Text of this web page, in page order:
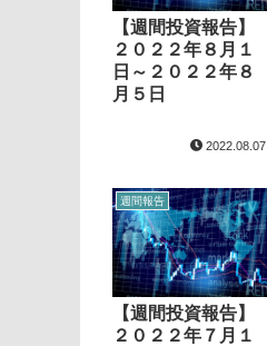
【週間投資報告】
２０２２年８月１
日～２０２２年８
月５日
2022.08.07
週間報告
【週間投資報告】
２０２２年７月１